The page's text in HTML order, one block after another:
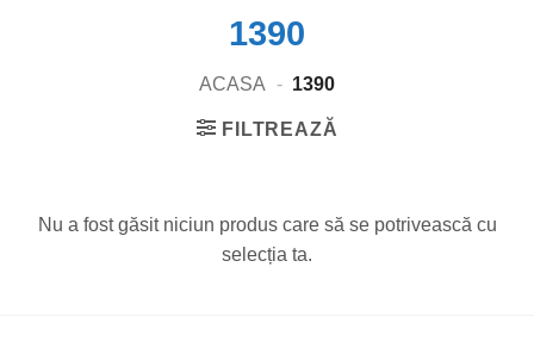
1390
ACASA - 1390
FILTREAZĂ
Nu a fost găsit niciun produs care să se potrivească cu
selecția ta.